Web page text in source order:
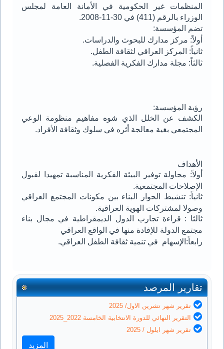
المنظمات غير الحكومية في الأمانة العامة لمجلس
الوزراء بالرقم (411) في 30-11-2008.
تضم المؤسسة:
أولاً: مركز مدارك للبحوث والدراسات.
ثانياً: المركز العراقي لثقافة الطفل.
ثالثاً: مجلة مدارك الفكرية الفصلية.
رؤية المؤسسة:
الكشف عن الخلل الذي شوه مفاهيم منظومة الوعي
المجتمعي بغية معالجة أثره في سلوك وثقافة الأفراد.
الأهداف
أولاً: محاولة توفير البيئة الفكرية المناسبة تمهيدا لقبول
الإصلاحات المجتمعية.
ثانياً: تنشيط الحوار البناء بين مكونات المجتمع العراقي
وصولا لمشتركات الهوية العراقية.
ثالثا : قراءة تجارب الدول الديمقراطية في مجال بناء
مجتمع الدولة للإفادة منها في الواقع العراقي
رابعاً:الإسهام في تنمية ثقافة الطفل العراقي.
تقارير المرصد
تقرير شهر تشرين الاول/ 2025
التقرير النهائي للدورة الانتخابية الخامسة 2022_2025
تقرير شهر ايلول / 2025
المزيد